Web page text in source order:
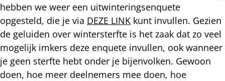
hebben we weer een uitwinteringsenquete
opgesteld, die je via DEZE LINK kunt invullen. Gezien
de geluiden over wintersterfte is het zaak dat zo veel
mogelijk imkers deze enquete invullen, ook wanneer
je geen sterfte hebt onder je bijenvolken. Gewoon
doen, hoe meer deelnemers mee doen, hoe